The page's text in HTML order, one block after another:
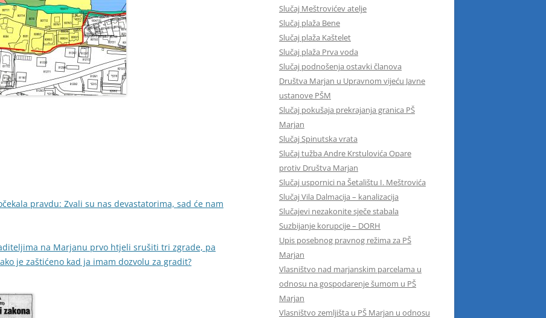
pravdu: Zvali su nas devastatorima, sad će nam
na Marjanu prvo htjeli srušiti tri zgrade, pa
je zaštićeno kad ja imam dozvolu za gradit?
Slučaj Meštrovićev atelje
Slučaj plaža Bene
Slučaj plaža Kaštelet
Slučaj plaža Prva voda
Slučaj podnošenja ostavki članova
Društva Marjan u Upravnom vijeću Javne
ustanove PŠM
Slučaj pokušaja prekrajanja granica PŠ
Marjan
Slučaj Spinutska vrata
Slučaj tužba Andre Krstulovića Opare
protiv Društva Marjan
Slučaj uspornici na Šetalištu I. Meštrovića
Slučaj Vila Dalmacija – kanalizacija
Slučajevi nezakonite sječe stabala
Suzbijanje korupcije – DORH
Upis posebnog pravnog režima za PŠ
Marjan
Vlasništvo nad marjanskim parcelama u
odnosu na gospodarenje šumom u PŠ
Marjan
Vlasništvo zemljišta u PŠ Marjan u odnosu